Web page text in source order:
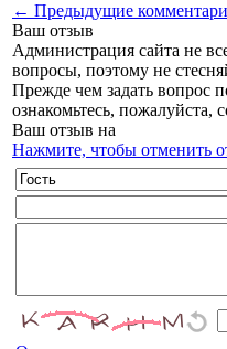
← Предыдущие
Ваш отзыв
Администрация сайта не
вопросы, поэтому не
Прежде чем задать вопрос
ознакомьтесь, пожалуйста,
Ваш отзыв на
Нажмите, чтобы отменить